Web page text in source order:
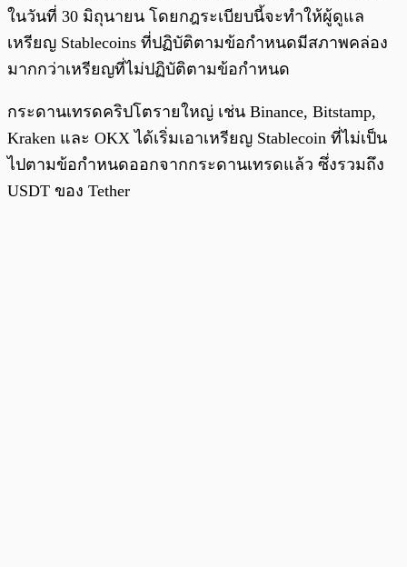
ในวันที่ 30 มิถุนายน โดยกฎระเบียบนี้จะทำให้ผู้ดูแล
เหรียญ Stablecoins ที่ปฏิบัติตามข้อกำหนดมีสภาพคล่อง
มากกว่าเหรียญที่ไม่ปฏิบัติตามข้อกำหนด
กระดานเทรดคริปโตรายใหญ่ เช่น Binance, Bitstamp,
Kraken และ OKX ได้เริ่มเอาเหรียญ Stablecoin ที่ไม่เป็น
ไปตามข้อกำหนดออกจากกระดานเทรดแล้ว ซึ่งรวมถึง
USDT ของ Tether